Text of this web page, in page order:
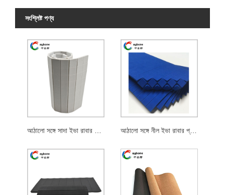
সংশ্লিষ্ট পণ্য
আঠালো সঙ্গে সাদা ইভা রাবার প্যাড আঠালো সঙ্গে নীল ইভা রাবার প্যাড